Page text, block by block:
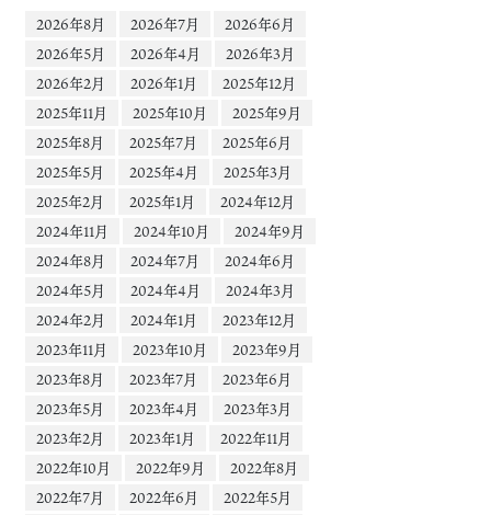
2026年8月
2026年7月
2026年6月
2026年5月
2026年4月
2026年3月
2026年2月
2026年1月
2025年12月
2025年11月
2025年10月
2025年9月
2025年8月
2025年7月
2025年6月
2025年5月
2025年4月
2025年3月
2025年2月
2025年1月
2024年12月
2024年11月
2024年10月
2024年9月
2024年8月
2024年7月
2024年6月
2024年5月
2024年4月
2024年3月
2024年2月
2024年1月
2023年12月
2023年11月
2023年10月
2023年9月
2023年8月
2023年7月
2023年6月
2023年5月
2023年4月
2023年3月
2023年2月
2023年1月
2022年11月
2022年10月
2022年9月
2022年8月
2022年7月
2022年6月
2022年5月